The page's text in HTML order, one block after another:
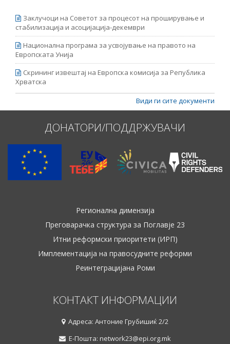
Заклучоци на Советот за процесот на проширување и
стабилизација и асоцијација-декември
Национална програма за усвојување на правото на
Европската Унија
Скрининг извештај на Европска комисија за Република
Хрватска
Види ги сите документи
ДОНАТОРИ/ПОДДРЖУВАЧИ
Регионална димензија
Преговарачка структура за Поглавје 23
Итни реформски приоритети (ИРП)
Имплементација на правосудните реформи
Реинтеграцијана Роми
КОНТАКТ ИНФОРМАЦИИ
Адреса: Антоние Грубишиќ 2/2
Е-Пошта: network23@epi.org.mk